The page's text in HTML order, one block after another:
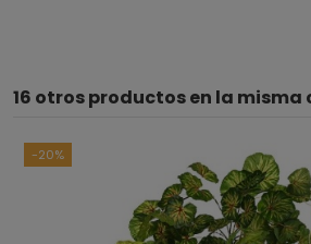
Basado en1
16 otros productos en la
-20%